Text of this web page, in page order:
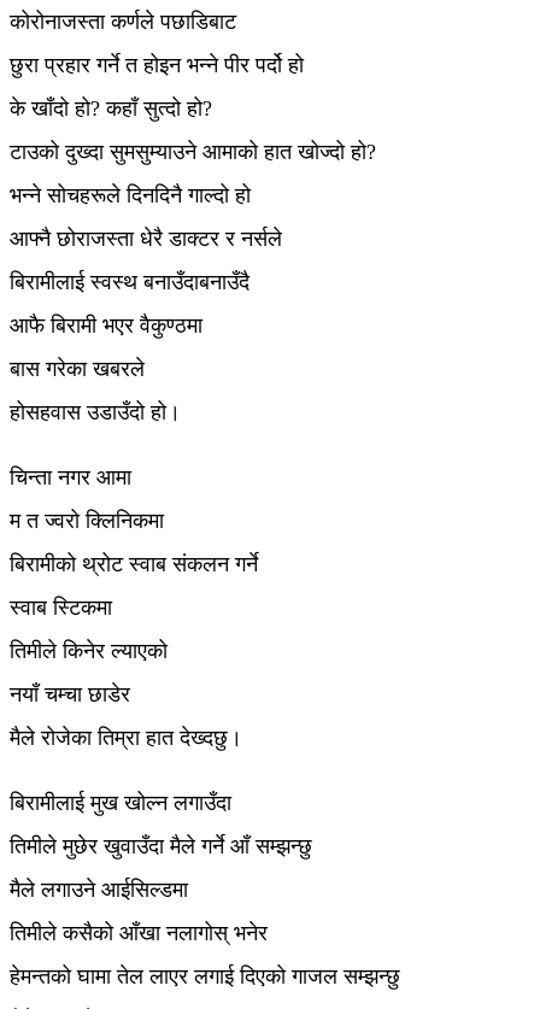
कोरोनाजस्ता कर्णले पछाडिबाट
छुरा प्रहार गर्ने त होइन भन्ने पीर पर्दो हो
के खाँदो हो? कहाँ सुत्दो हो?
टाउको दुख्दा सुमसुम्याउने आमाको हात खोज्दो हो?
भन्ने सोचहरूले दिनदिनै गाल्दो हो
आफ्नै छोराजस्ता धेरै डाक्टर र नर्सले
बिरामीलाई स्वस्थ बनाउँदाबनाउँदै
आफै बिरामी भएर वैकुण्ठमा
बास गरेका खबरले
होसहवास उडाउँदो हो।
चिन्ता नगर आमा
म त ज्वरो क्लिनिकमा
बिरामीको थ्रोट स्वाब संकलन गर्ने
स्वाब स्टिकमा
तिमीले किनेर ल्याएको
नयाँ चम्चा छाडेर
मैले रोजेका तिम्रा हात देख्दछु।
बिरामीलाई मुख खोल्न लगाउँदा
तिमीले मुछेर खुवाउँदा मैले गर्ने आँ सम्झन्छु
मैले लगाउने आईसिल्डमा
तिमीले कसैको आँखा नलागोस् भनेर
हेमन्तको घामा तेल लाएर लगाई दिएको गाजल सम्झन्छु